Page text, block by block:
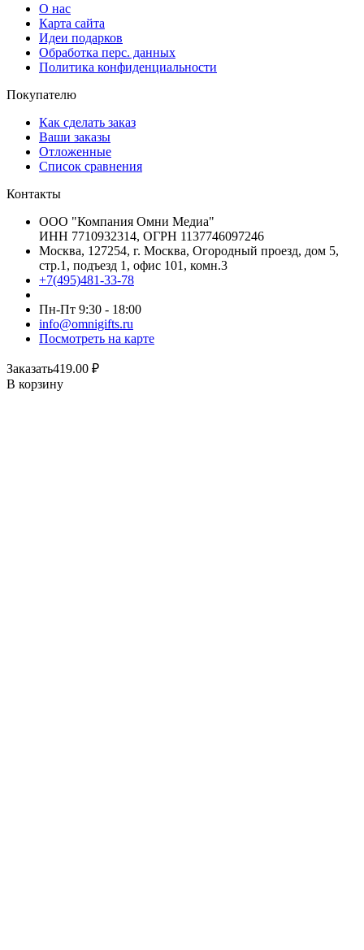
О нас
Карта сайта
Идеи подарков
Обработка перс. данных
Политика конфиденциальности
Покупателю
Как сделать заказ
Ваши заказы
Отложенные
Список сравнения
Контакты
ООО "Компания Омни Медиа"
ИНН 7710932314, ОГРН 1137746097246
Москва, 127254, г. Москва, Огородный проезд, дом 5,
стр.1, подъезд 1, офис 101, комн.3
+7(495)481-33-78
Пн-Пт 9:30 - 18:00
info@omnigifts.ru
Посмотреть на карте
Заказать419.00 ₽
В корзину